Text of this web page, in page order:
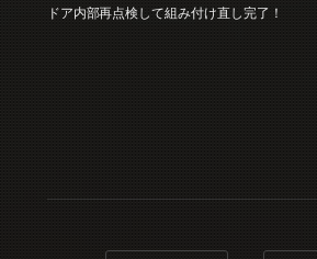
ドア内部再点検して組み付け直し完了！